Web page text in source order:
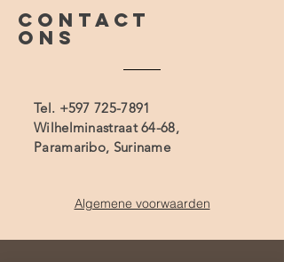
CONTACT
ONS
Tel. +597 725-7891
Wilhelminastraat 64-68,
Paramaribo, Suriname
Algemene voorwaarden